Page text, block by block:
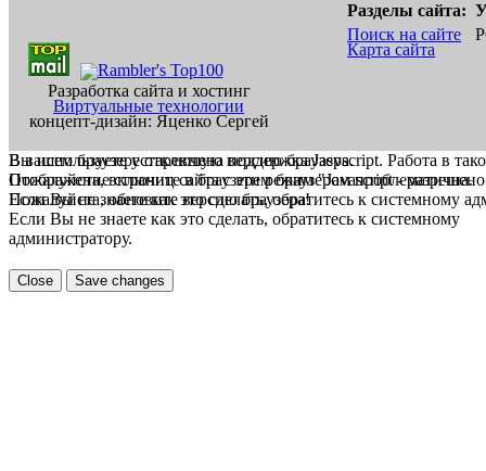
Разработка сайта и хостинг
Виртуальные технологии
концепт-дизайн: Яценко Сергей
Разделы сайта:
Поиск на сайте
Карта сайта
В вашем браузере отключена поддержка Jasvscript. Работа в
Пожалуйста, включите в браузере режим "Javascript -
Если Вы не знаете как это сделать, обратитесь к системному
Вы используете устаревшую версию браузера.
Отображение страниц сайта с этим браузером проблематична.
Пожалуйста, обновите версию браузера!
Если Вы не знаете как это сделать, обратитесь к системному
администратору.
Close Save changes